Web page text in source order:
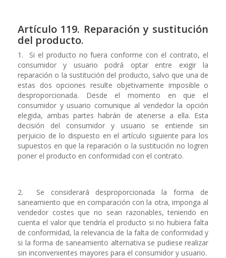
Artículo 119. Reparación y sustitución
del producto.
1. Si el producto no fuera conforme con el contrato, el
consumidor y usuario podrá optar entre exigir la
reparación o la sustitución del producto, salvo que una de
estas dos opciones resulte objetivamente imposible o
desproporcionada. Desde el momento en que el
consumidor y usuario comunique al vendedor la opción
elegida, ambas partes habrán de atenerse a ella. Esta
decisión del consumidor y usuario se entiende sin
perjuicio de lo dispuesto en el artículo siguiente para los
supuestos en que la reparación o la sustitución no logren
poner el producto en conformidad con el contrato.
2. Se considerará desproporcionada la forma de
saneamiento que en comparación con la otra, imponga al
vendedor costes que no sean razonables, teniendo en
cuenta el valor que tendría el producto si no hubiera falta
de conformidad, la relevancia de la falta de conformidad y
si la forma de saneamiento alternativa se pudiese realizar
sin inconvenientes mayores para el consumidor y usuario.